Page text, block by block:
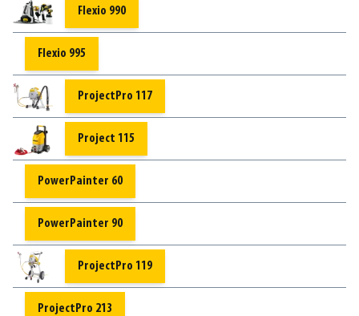
Flexio 990
Flexio 995
ProjectPro 117
Project 115
PowerPainter 60
PowerPainter 90
ProjectPro 119
ProjectPro 213